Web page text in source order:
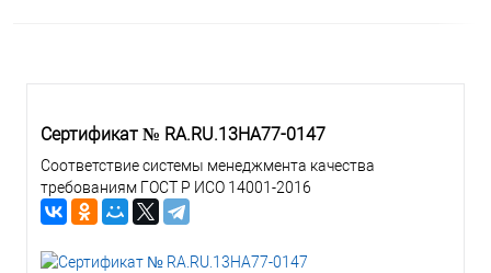
Сертификат № RA.RU.13HA77-0147
Соответствие системы менеджмента качества
требованиям ГОСТ Р ИСО 14001-2016